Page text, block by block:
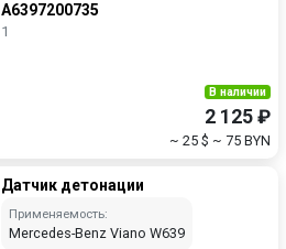
A6397200735
1
В наличии
2 125 ₽
~ 25 $ ~ 75 BYN
Датчик детонации
Применяемость:
Mercedes-Benz Viano W639